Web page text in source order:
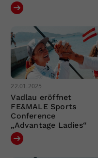
22.01.2025
Vadlau eröffnet
FE&MALE Sports
Conference
„Advantage Ladies“